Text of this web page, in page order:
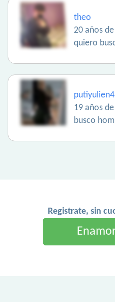
theo
20 años
quiero
putiyulien4
19 años
busco
Registrate, sin